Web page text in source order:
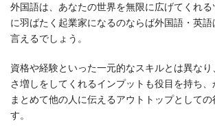
外国語は、あなたの世界を無限に広げてくれ
に羽ばたく起業家になるのならば外国語・英語
言えるでしょう。
資格や経験といった一元的なスキルとは異な
さ増しをしてくれるインプットも役目を持ち
まとめて他の人に伝えるアウトトップとしての
す。